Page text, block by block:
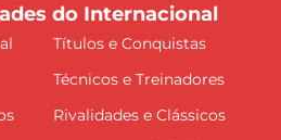
do Internacional
Títulos e Conquistas
Técnicos e Treinadores
Rivalidades e Clássicos